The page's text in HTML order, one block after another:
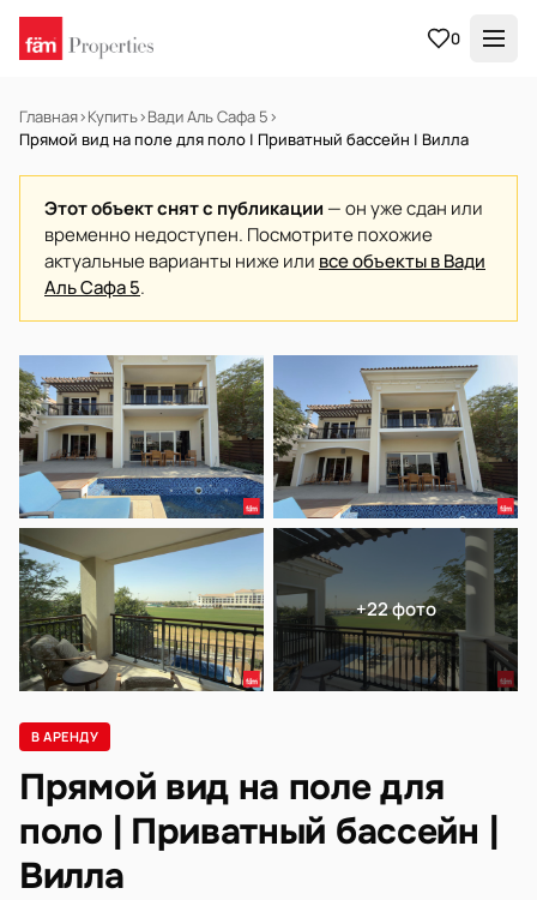
0
Главная›Купить›Вади Аль Сафа 5›
Прямой вид на поле для поло | Приватный бассейн | Вилла
Этот объект снят с публикации — он уже сдан или
временно недоступен. Посмотрите похожие
актуальные варианты ниже или все объекты в Вади
Аль Сафа 5.
В АРЕНДУ Готов к заселению
+22 фото
В АРЕНДУ
Прямой вид на поле для
поло | Приватный бассейн |
Вилла